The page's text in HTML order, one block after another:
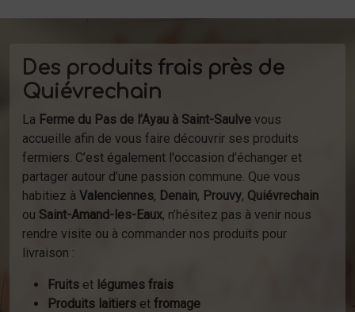
Des produits frais près de
Quiévrechain
La Ferme du Pas de l’Ayau à Saint-Saulve vous
accueille afin de vous faire découvrir ses produits
fermiers. C’est également l'occasion d’échanger et
partager autour d’une passion commune. Que vous
habitiez à Valenciennes, Denain, Prouvy, Quiévrechain
ou Saint-Amand-les-Eaux, n’hésitez pas à venir nous
rendre visite ou à commander nos produits pour
livraison :
Fruits et légumes frais
Produits laitiers et fromage